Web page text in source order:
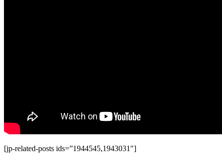
[jp-related-posts ids=”1944545,1943031″]